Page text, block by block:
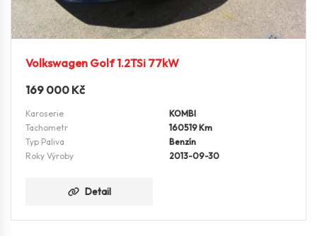
Volkswagen Golf 1.2TSi 77kW
169 000 Kč
Karoserie
KOMBI
Tachometr
160519 Km
Typ Paliva
Benzín
Roky Výroby
2013-09-30
Detail